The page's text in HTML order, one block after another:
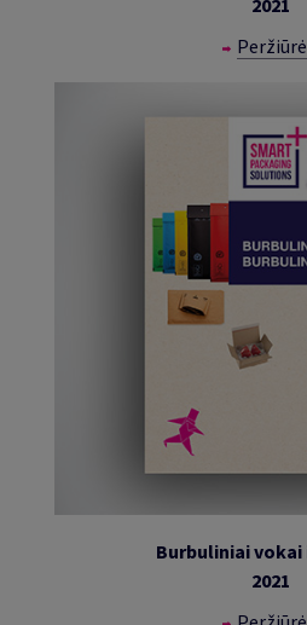
2021
Burbuliniai vokai
2021